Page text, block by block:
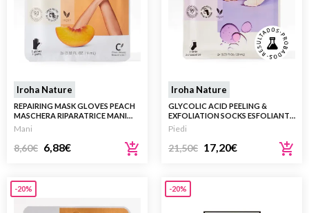
Iroha Nature
REPAIRING MASK GLOVES PEACH
MASCHERA RIPARATRICE MANI
2X9ML
Mani
8,60€ 6,88€
Iroha Nature
GLYCOLIC ACID PEELING &
EXFOLIATION SOCKS ESFOLIANTE
PIEDI 2X20ML
Piedi
21,50€ 17,20€
-20% -20%